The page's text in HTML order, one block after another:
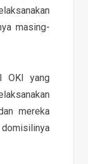
masing-
OKI yang
mereka